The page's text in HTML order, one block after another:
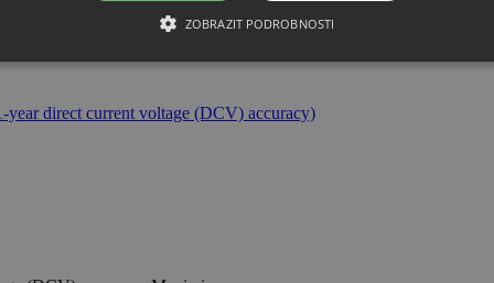
ZOBRAZIT PODROBNOSTI